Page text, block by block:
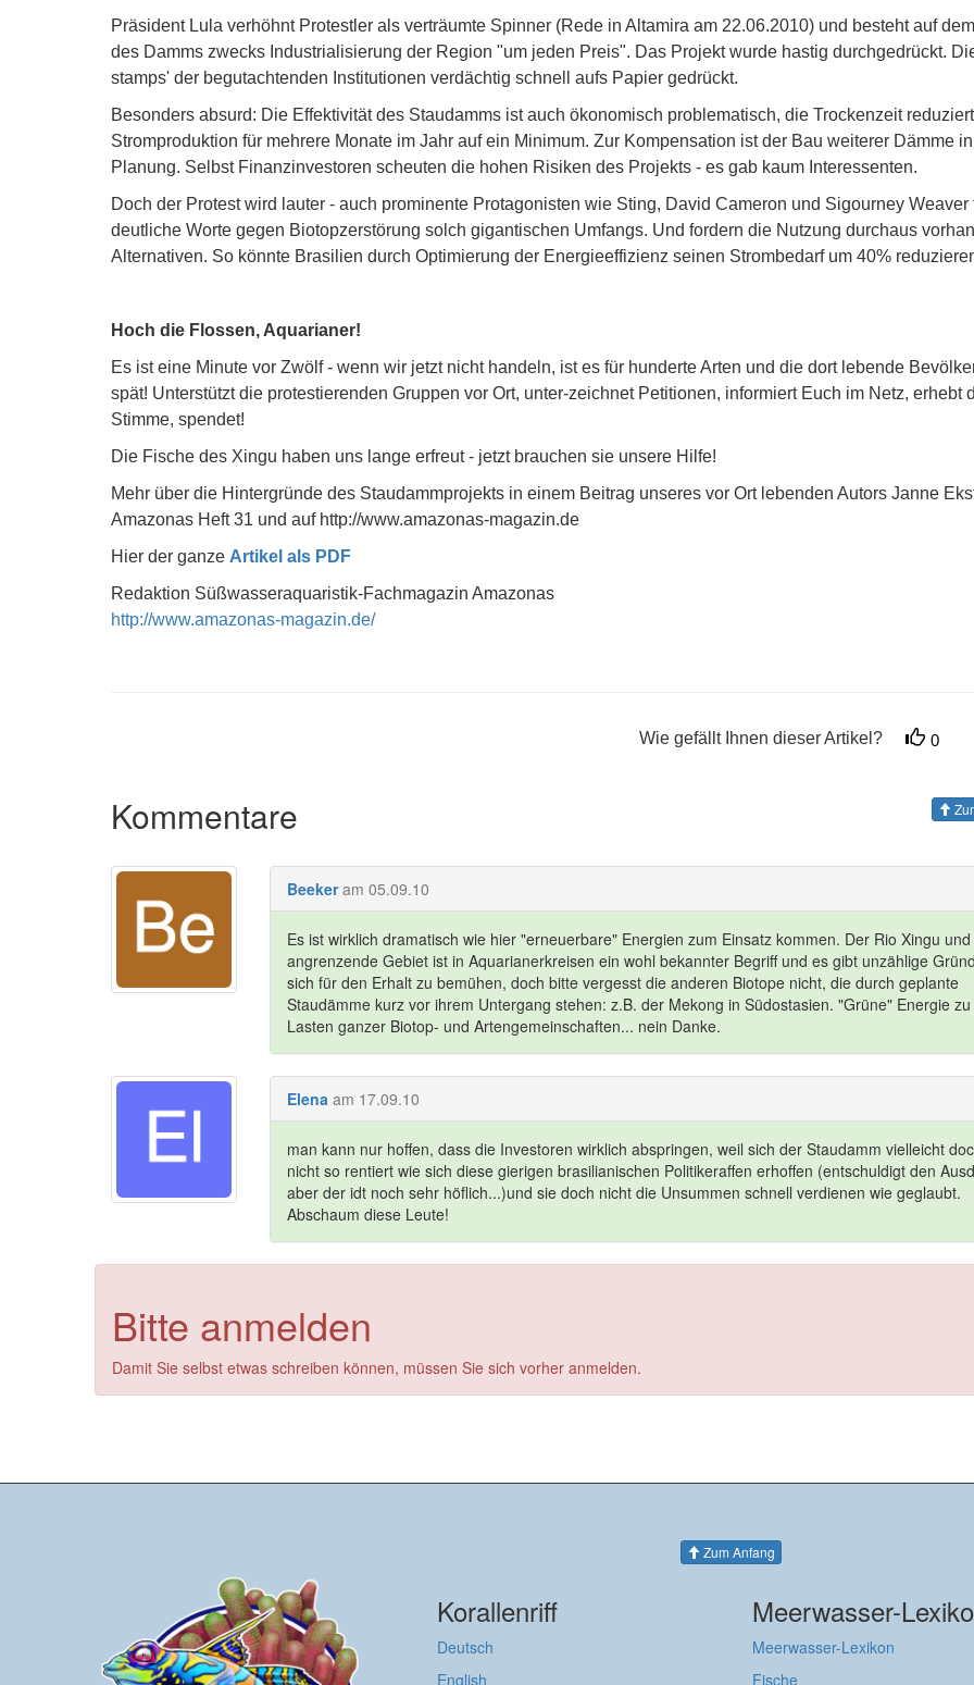
Präsident Lula verhöhnt Protestler als verträumte Spinner (Rede in Altamira am 22.06.2010) und besteht auf
des Damms zwecks Industrialisierung der Region "um jeden Preis". Das Projekt wurde hastig durchgedrückt.
stamps' der begutachtenden Institutionen verdächtig schnell aufs Papier gedrückt.
Besonders absurd: Die Effektivität des Staudamms ist auch ökonomisch problematisch, die Trockenzeit
Stromproduktion für mehrere Monate im Jahr auf ein Minimum. Zur Kompensation ist der Bau weiterer Dämme in
Planung. Selbst Finanzinvestoren scheuten die hohen Risiken des Projekts - es gab kaum Interessenten.
Doch der Protest wird lauter - auch prominente Protagonisten wie Sting, David Cameron und Sigourney Weaver
deutliche Worte gegen Biotopzerstörung solch gigantischen Umfangs. Und fordern die Nutzung durchaus
Alternativen. So könnte Brasilien durch Optimierung der Energieeffizienz seinen Strombedarf um 40%
Hoch die Flossen, Aquarianer!
Es ist eine Minute vor Zwölf - wenn wir jetzt nicht handeln, ist es für hunderte Arten und die dort lebende
spät! Unterstützt die protestierenden Gruppen vor Ort, unter-zeichnet Petitionen, informiert Euch im Netz, erhebt
Stimme, spendet!
Die Fische des Xingu haben uns lange erfreut - jetzt brauchen sie unsere Hilfe!
Mehr über die Hintergründe des Staudammprojekts in einem Beitrag unseres vor Ort lebenden Autors Janne
Amazonas Heft 31 und auf http://www.amazonas-magazin.de
Hier der ganze Artikel als PDF
Redaktion Süßwasseraquaristik-Fachmagazin Amazonas
http://www.amazonas-magazin.de/
Wie gefällt Ihnen dieser Artikel? 0
Kommentare
Beeker am 05.09.10
Es ist wirklich dramatisch wie hier "erneuerbare" Energien zum Einsatz kommen. Der Rio Xingu
angrenzende Gebiet ist in Aquarianerkreisen ein wohl bekannter Begriff und es gibt unzählige
sich für den Erhalt zu bemühen, doch bitte vergesst die anderen Biotope nicht, die durch geplante
Staudämme kurz vor ihrem Untergang stehen: z.B. der Mekong in Südostasien. "Grüne" Energie zu
Lasten ganzer Biotop- und Artengemeinschaften... nein Danke.
Elena am 17.09.10
man kann nur hoffen, dass die Investoren wirklich abspringen, weil sich der Staudamm vielleicht
nicht so rentiert wie sich diese gierigen brasilianischen Politikeraffen erhoffen (entschuldigt den
aber der idt noch sehr höflich...)und sie doch nicht die Unsummen schnell verdienen wie geglaubt.
Abschaum diese Leute!
Bitte anmelden
Damit Sie selbst etwas schreiben können, müssen Sie sich vorher anmelden.
Zum Anfang
Korallenriff
Deutsch
English
Meerwasser-
Meerwasser-Lexikon
Fische